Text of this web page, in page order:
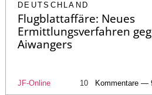
DEUTSCHLAND
Flugblattaffäre: Neues
Ermittlungsverfahren
Aiwangers
JF-Online 10 Kommentare —